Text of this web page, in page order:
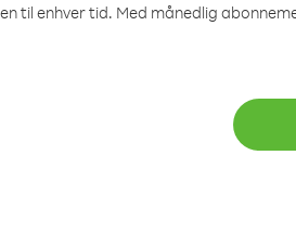
til enhver tid. Med månedlig